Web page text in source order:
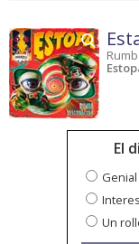
El
Genial
Un